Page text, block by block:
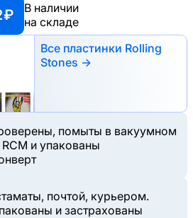
₽
В наличии
на складе
Все пластинки Rolling
Stones →
помыты в вакуумном
и упакованы
почтой, курьером.
и застрахованы